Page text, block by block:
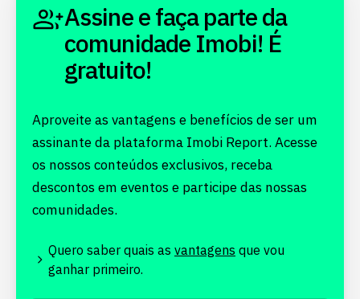
Assine e faça parte da
comunidade Imobi! É
gratuito!
Aproveite as vantagens e benefícios de ser um
assinante da plataforma Imobi Report. Acesse
os nossos conteúdos exclusivos, receba
descontos em eventos e participe das nossas
comunidades.
Quero saber quais as vantagens que vou
ganhar primeiro.